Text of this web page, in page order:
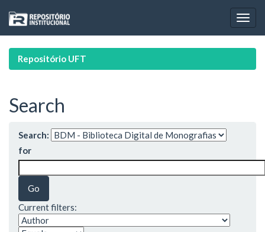
navigation
Repositório UFT
Search
Search:
for
Current filters: